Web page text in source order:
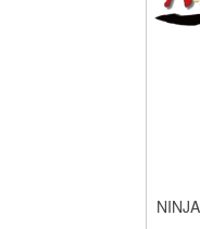
NINJA